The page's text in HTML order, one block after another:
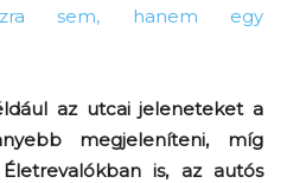
sem, hanem egy
az utcai jeleneteket a
megjeleníteni, míg
is, az autós